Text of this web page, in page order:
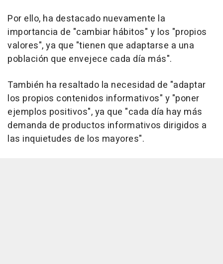
Por ello, ha destacado nuevamente la
importancia de "cambiar hábitos" y los "propios
valores", ya que "tienen que adaptarse a una
población que envejece cada día más".
También ha resaltado la necesidad de "adaptar
los propios contenidos informativos" y "poner
ejemplos positivos", ya que "cada día hay más
demanda de productos informativos dirigidos a
las inquietudes de los mayores".